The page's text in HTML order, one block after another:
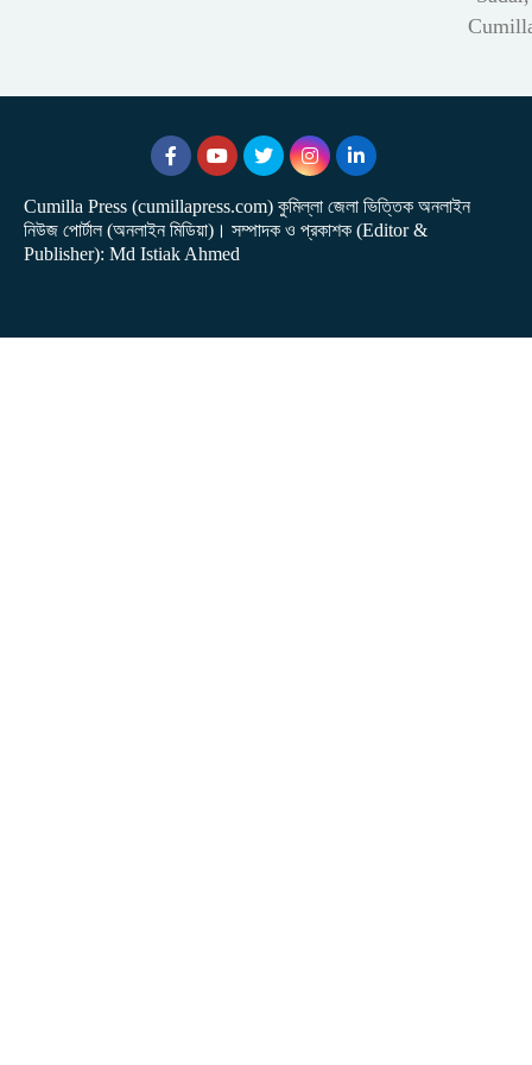
Cumilla Press (cumillapress.com) কুমিল্লা জেলা ভিত্তিক অনলাইন
নিউজ পোর্টাল (অনলাইন মিডিয়া)। সম্পাদক ও প্রকাশক (Editor &
Publisher): Md Istiak Ahmed